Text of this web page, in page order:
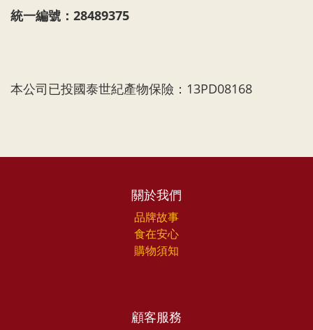
統一編號：28489375
本公司已投國泰世紀產物保險：13PD08168
關於我們
品牌故事
食在安心
購物須知
顧客服務